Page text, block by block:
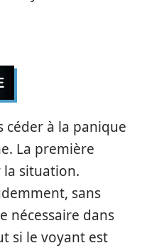
à la panique
La première
la situation.
sans
nécessaire dans
si le voyant est